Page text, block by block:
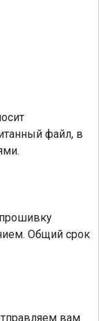
файл, в
Общий срок
вам